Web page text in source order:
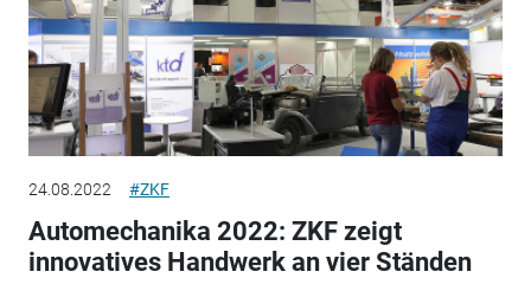
24.08.2022 #ZKF
Automechanika 2022: ZKF zeigt
innovatives Handwerk an vier Ständen